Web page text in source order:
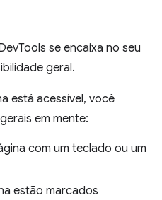
se encaixa no seu
geral.
está acessível, você
em mente:
com um teclado ou um
estão marcados